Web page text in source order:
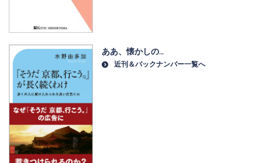
ああ、懐かしの…
近刊＆バックナンバー一覧へ